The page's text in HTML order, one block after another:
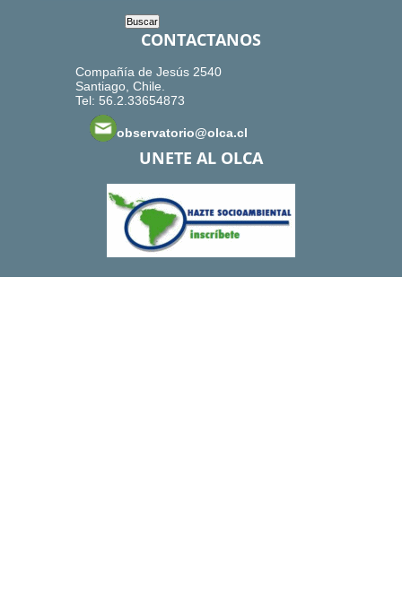
CONTACTANOS
Compañía de Jesús 2540
Santiago, Chile.
Tel: 56.2.33654873
observatorio@olca.cl
UNETE AL OLCA